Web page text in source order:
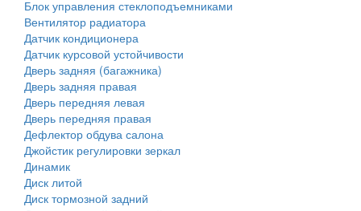
Блок управления стеклоподъемниками
Вентилятор радиатора
Датчик кондиционера
Датчик курсовой устойчивости
Дверь задняя (багажника)
Дверь задняя правая
Дверь передняя левая
Дверь передняя правая
Дефлектор обдува салона
Джойстик регулировки зеркал
Динамик
Диск литой
Диск тормозной задний